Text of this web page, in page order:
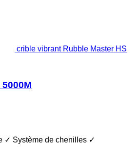
crible vibrant Rubble Master HS
✓ Système de chenilles ✓